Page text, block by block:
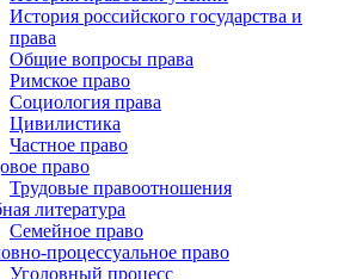
История российского государства и
права
Общие вопросы права
Римское право
Социология права
Цивилистика
Частное право
право
Трудовые правоотношения
литература
Семейное право
процессуальное право
Уголовный процесс